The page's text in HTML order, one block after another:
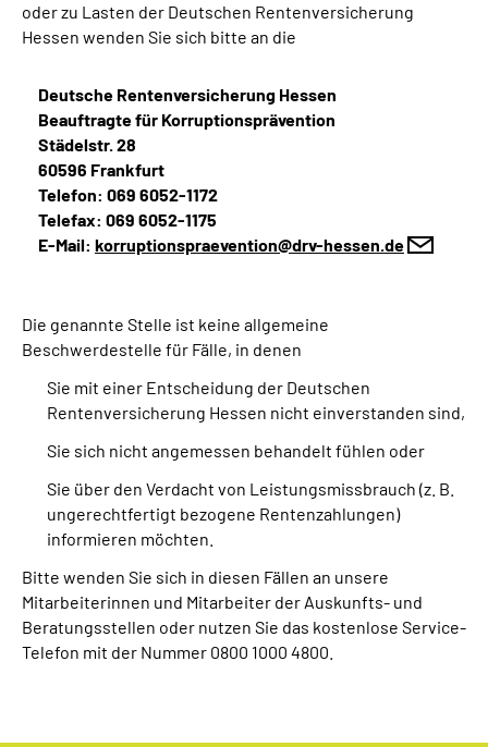
oder zu Lasten der Deutschen Rentenversicherung
Hessen wenden Sie sich bitte an die
Deutsche Rentenversicherung Hessen
Beauftragte für Korruptionsprävention
Städelstr. 28
60596 Frankfurt
Telefon: 069 6052-1172
Telefax: 069 6052-1175
E-Mail: korruptionspraevention@drv-hessen.de
Die genannte Stelle ist keine allgemeine
Beschwerdestelle für Fälle, in denen
Sie mit einer Entscheidung der Deutschen
Rentenversicherung Hessen nicht einverstanden sind,
Sie sich nicht angemessen behandelt fühlen oder
Sie über den Verdacht von Leistungsmissbrauch (z. B.
ungerechtfertigt bezogene Rentenzahlungen)
informieren möchten.
Bitte wenden Sie sich in diesen Fällen an unsere
Mitarbeiterinnen und Mitarbeiter der Auskunfts- und
Beratungsstellen oder nutzen Sie das kostenlose Service-
Telefon mit der Nummer 0800 1000 4800.